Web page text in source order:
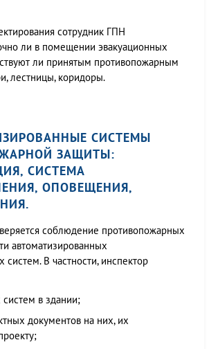
сотрудник ГПН
ли в помещении эвакуационных
ли принятым противопожарным
лестницы, коридоры.
СИСТЕМЫ
ЗАЩИТЫ:
СИСТЕМА
ОПОВЕЩЕНИЯ,
соблюдение противопожарных
автоматизированных
В частности, инспектор
систем в здании;
документов на них, их